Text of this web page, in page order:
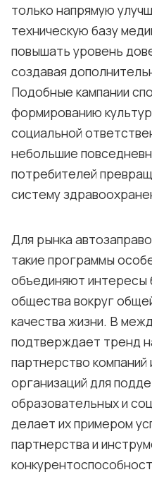
только напрямую
техническую базу
повышать уровень
создавая
Подобные кампании
формированию
социальной
небольшие
потребителей
систему
Для рынка
такие программы
объединяют интересы
общества вокруг
качества жизни. В
подтверждает тренд
партнерство
организаций для
образовательных и
делает их примером
партнерства и